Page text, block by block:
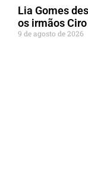
Lia Gomes
os irmãos
9 de agosto de 2026